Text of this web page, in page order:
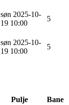
søn 2025-10-
19 10:00
5
søn 2025-10-
19 10:00
5
Pulje Bane